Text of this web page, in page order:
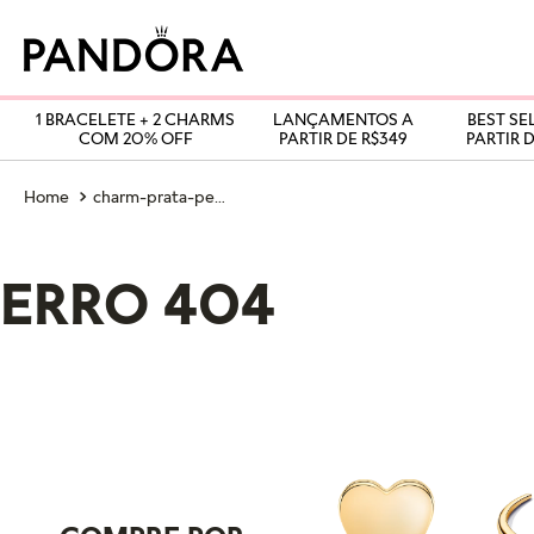
1 BRACELETE + 2 CHARMS
COM 20% OFF
LANÇAMENTOS A
PARTIR DE R$349
BEST
PARTIR
ERRO 404